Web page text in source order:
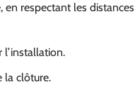
respectant les distances
l’installation.
la clôture.